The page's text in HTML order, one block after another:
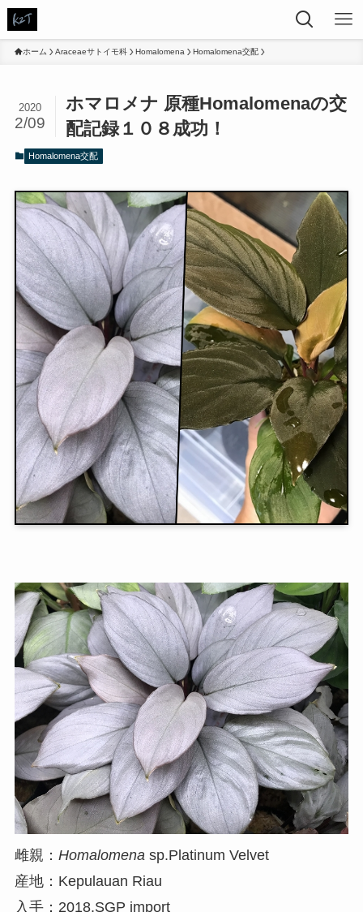
ホーム Araceaeサトイモ科 Homalomena Homalomena交配
ホマロメナ 原種Homalomenaの交
配記録１０８成功！
2020
2/09
Homalomena交配
雌親： Homalomena sp.Platinum Velvet
産地：Kepulauan Riau
入手：2018.SGP import